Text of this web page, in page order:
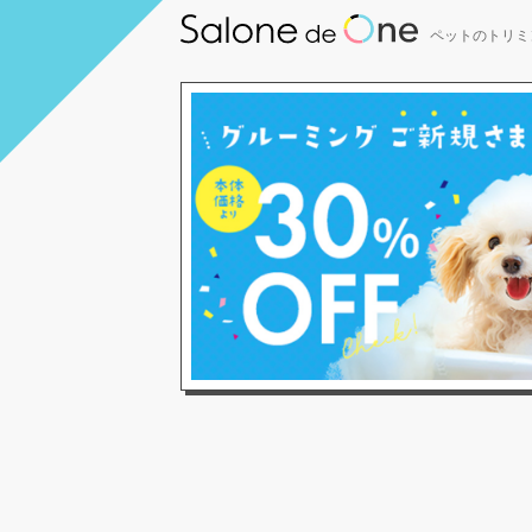
ペットのトリ